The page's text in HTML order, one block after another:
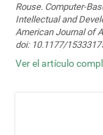
Rouse. Computer-
Intellectual and
American Journal of
doi: 10.1177/
Ver el artículo